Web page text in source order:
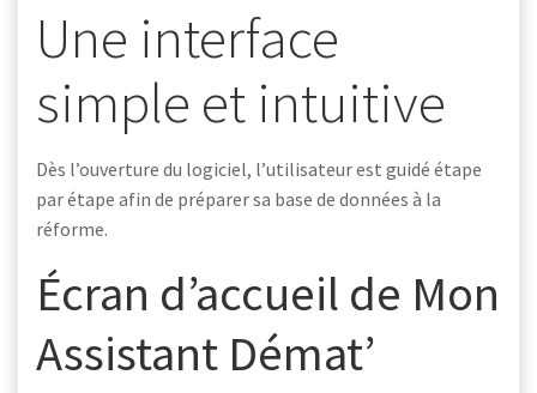
Une interface
simple et intuitive
Dès l’ouverture du logiciel, l’utilisateur est guidé étape
par étape afin de préparer sa base de données à la
réforme.
Écran d’accueil de Mon
Assistant Démat’